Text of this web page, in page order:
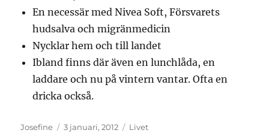
En necessär med Nivea Soft, Försvarets
hudsalva och migränmedicin
Nycklar hem och till landet
Ibland finns där även en lunchlåda, en
laddare och nu på vintern vantar. Ofta en
dricka också.
Författare
Josefine
Publicerat
3 januari, 2012 Kategorier
Livet